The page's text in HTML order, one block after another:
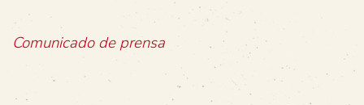
Comunicado de prensa